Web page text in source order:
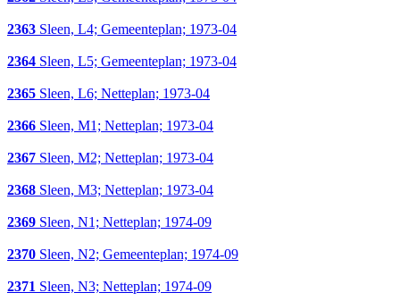
2363 Sleen, L4; Gemeenteplan; 1973-04
2364 Sleen, L5; Gemeenteplan; 1973-04
2365 Sleen, L6; Netteplan; 1973-04
2366 Sleen, M1; Netteplan; 1973-04
2367 Sleen, M2; Netteplan; 1973-04
2368 Sleen, M3; Netteplan; 1973-04
2369 Sleen, N1; Netteplan; 1974-09
2370 Sleen, N2; Gemeenteplan; 1974-09
2371 Sleen, N3; Netteplan; 1974-09